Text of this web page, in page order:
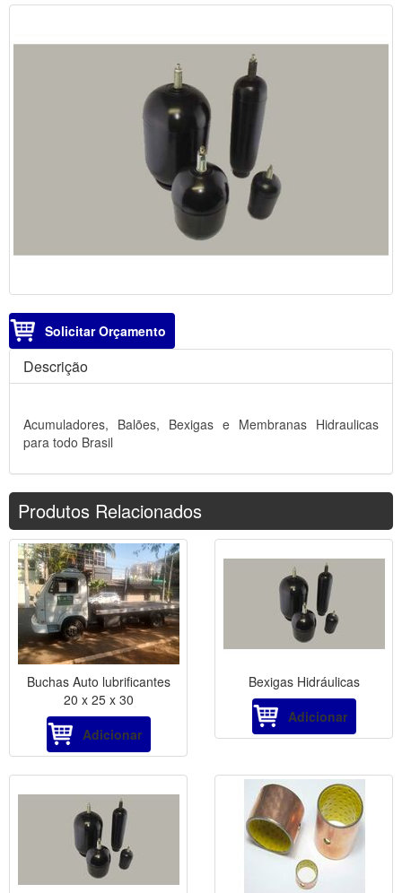
Solicitar Orçamento
Descrição
Acumuladores, Balões, Bexigas e Membranas Hidraulicas
para todo Brasil
Produtos Relacionados
Buchas Auto lubrificantes
20 x 25 x 30
Adicionar
Bexigas Hidráulicas
Adicionar